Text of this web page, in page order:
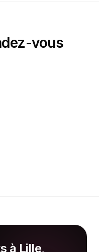
vous
à Lille,